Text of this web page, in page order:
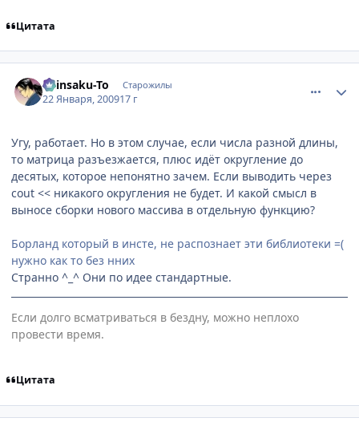
Цитата
Shinsaku-To Старожилы
22 Января, 200917 г
Угу, работает. Но в этом случае, если числа разной длины,
то матрица разъезжается, плюс идёт округление до
десятых, которое непонятно зачем. Если выводить через
cout << никакого округления не будет. И какой смысл в
выносе сборки нового массива в отдельную функцию?
Борланд который в инсте, не распознает эти библиотеки =(
нужно как то без нних
Странно ^_^ Они по идее стандартные.
Если долго всматриваться в бездну, можно неплохо
провести время.
Цитата